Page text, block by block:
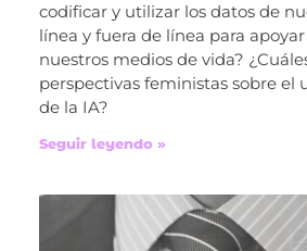
codificar y utilizar los datos de
línea y fuera de línea para
nuestros medios de vida?
perspectivas feministas sobre el
de la IA?
Seguir leyendo »